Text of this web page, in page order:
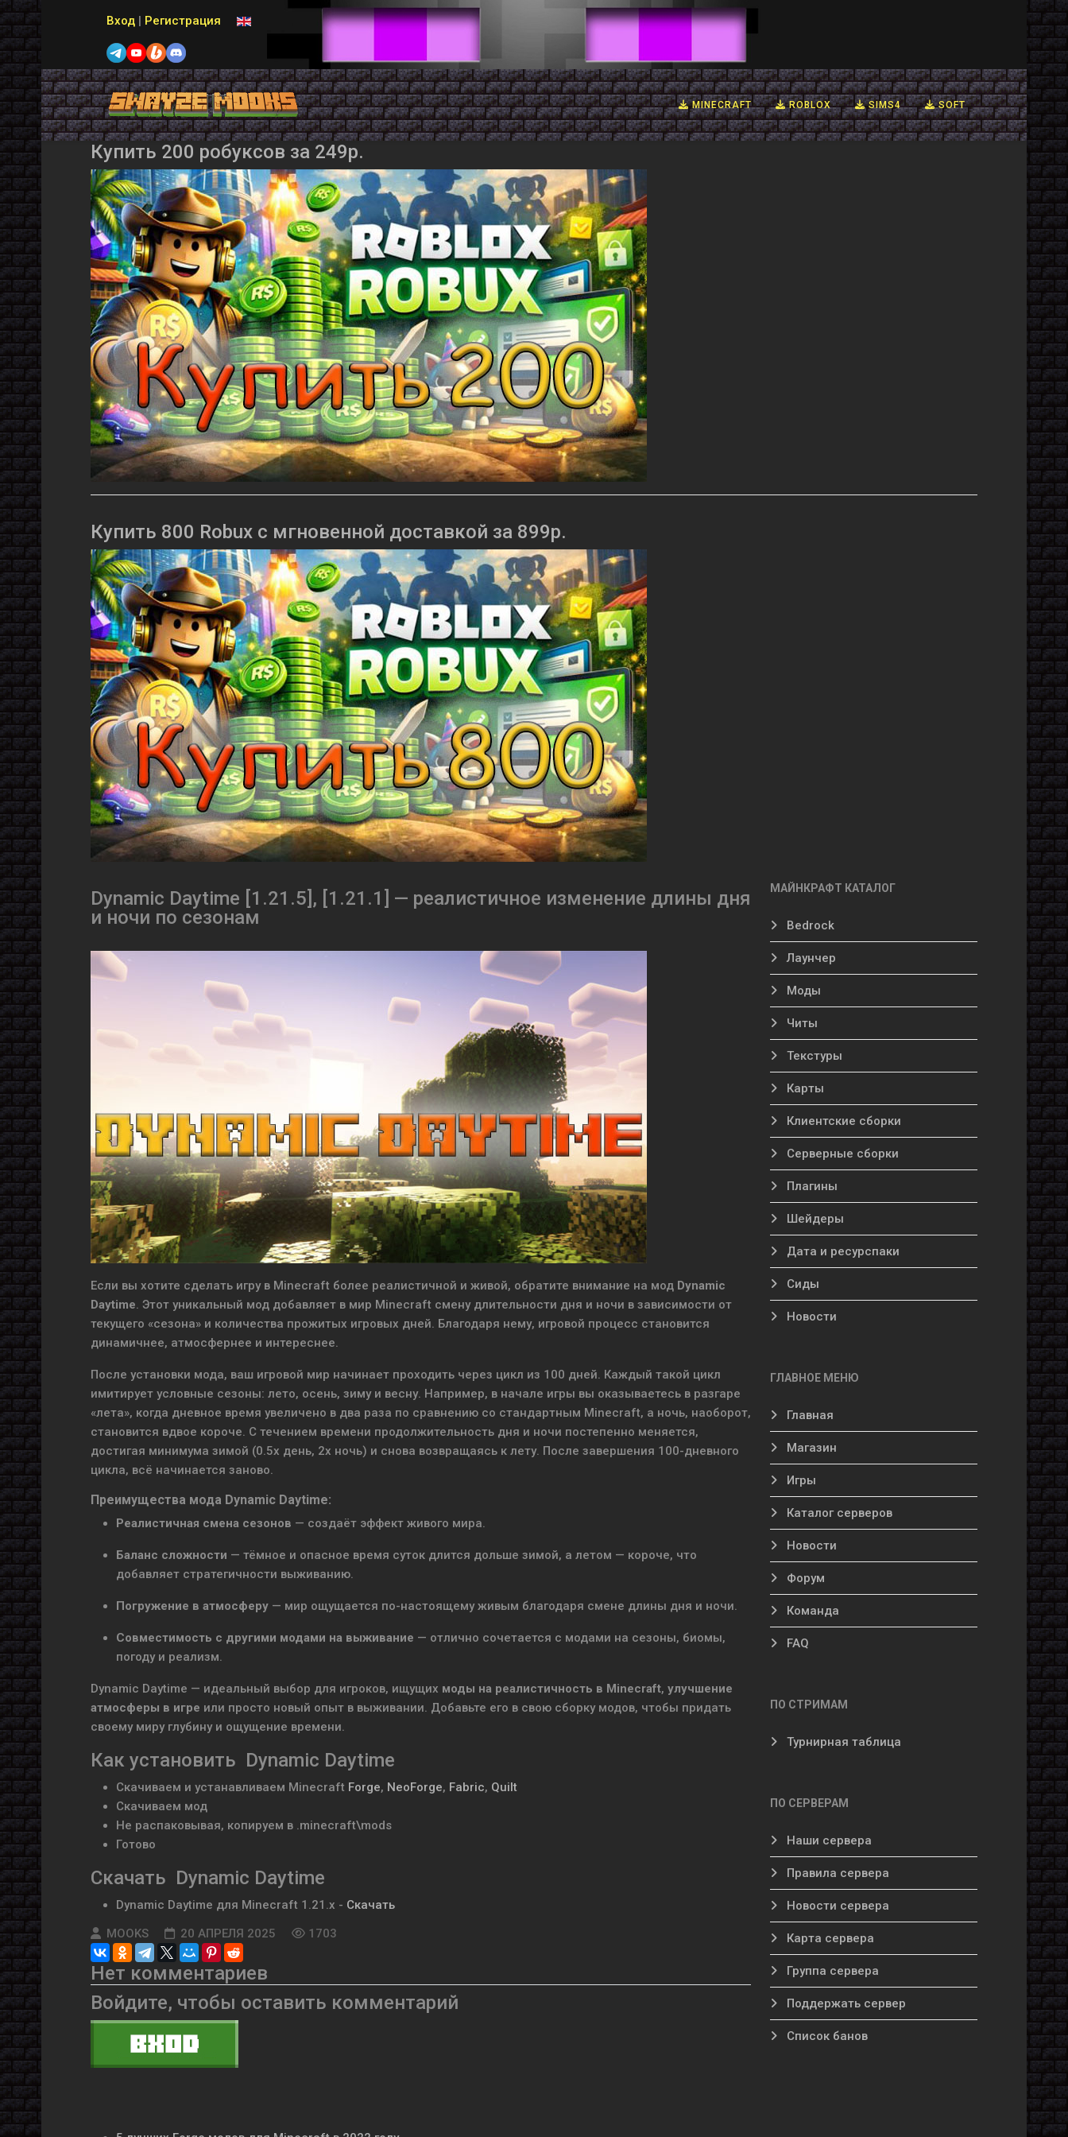
Вход | Регистрация Выберите язык
MINECRAFT ROBLOX SIMS4 SOFT
Купить 200 робуксов за 249р.
Купить 800 Robux с мгновенной доставкой за 899р.
Dynamic Daytime [1.21.5], [1.21.1] — реалистичное изменение длины дня
и ночи по сезонам
Если вы хотите сделать игру в Minecraft более реалистичной и живой, обратите внимание на мод Dynamic
Daytime. Этот уникальный мод добавляет в мир Minecraft смену длительности дня и ночи в зависимости от
текущего «сезона» и количества прожитых игровых дней. Благодаря нему, игровой процесс становится
динамичнее, атмосфернее и интереснее.
После установки мода, ваш игровой мир начинает проходить через цикл из 100 дней. Каждый такой цикл
имитирует условные сезоны: лето, осень, зиму и весну. Например, в начале игры вы оказываетесь в разгаре
«лета», когда дневное время увеличено в два раза по сравнению со стандартным Minecraft, а ночь, наоборот,
становится вдвое короче. С течением времени продолжительность дня и ночи постепенно меняется,
достигая минимума зимой (0.5x день, 2x ночь) и снова возвращаясь к лету. После завершения 100-дневного
цикла, всё начинается заново.
Преимущества мода Dynamic Daytime:
Реалистичная смена сезонов — создаёт эффект живого мира.
Баланс сложности — тёмное и опасное время суток длится дольше зимой, а летом — короче, что
добавляет стратегичности выживанию.
Погружение в атмосферу — мир ощущается по-настоящему живым благодаря смене длины дня и ночи.
Совместимость с другими модами на выживание — отлично сочетается с модами на сезоны, биомы,
погоду и реализм.
Dynamic Daytime — идеальный выбор для игроков, ищущих моды на реалистичность в Minecraft, улучшение
атмосферы в игре или просто новый опыт в выживании. Добавьте его в свою сборку модов, чтобы придать
своему миру глубину и ощущение времени.
Как установить Dynamic Daytime
Скачиваем и устанавливаем Minecraft Forge, NeoForge, Fabric, Quilt
Скачиваем мод
Не распаковывая, копируем в .minecraft\mods
Готово
Скачать Dynamic Daytime
Dynamic Daytime для Minecraft 1.21.x - Скачать
MOOKS
20 АПРЕЛЯ 2025 1703
Нет комментариев
Войдите, чтобы оставить комментарий
МАЙНКРАФТ КАТАЛОГ
Bedrock
Лаунчер
Моды
Читы
Текстуры
Карты
Клиентские сборки
Серверные сборки
Плагины
Шейдеры
Дата и ресурспаки
Сиды
Новости
ГЛАВНОЕ МЕНЮ
Главная
Магазин
Игры
Каталог серверов
Новости
Форум
Команда
FAQ
ПО СТРИМАМ
Турнирная таблица
ПО СЕРВЕРАМ
Наши сервера
Правила сервера
Новости сервера
Карта сервера
Группа сервера
Поддержать сервер
Список банов